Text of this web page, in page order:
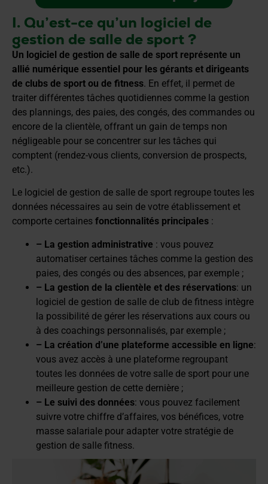
I. Qu’est-ce qu’un logiciel de
gestion de salle de sport ?
Un logiciel de gestion de salle de sport représente un
allié numérique essentiel pour les gérants et dirigeants
de clubs de sport ou de fitness. En effet, il permet de
traiter différentes tâches quotidiennes comme la gestion
des plannings, des paies, des congés, des commandes ou
encore de la clientèle, offrant un gain de temps non
négligeable pour se concentrer sur les tâches qui
comptent (rendez-vous clients, conversion de prospects,
etc.).
Le logiciel de gestion de salle de sport regroupe toutes les
données nécessaires au sein de votre établissement et
comporte certaines fonctionnalités principales :
– La gestion administrative : vous pouvez
automatiser certaines tâches comme la gestion des
paies, des congés ou des absences, par exemple ;
– La gestion de la clientèle et des réservations: un
logiciel de gestion de salle de club de fitness intègre
la possibilité de gérer les réservations aux cours ou
à des coachings personnalisés, par exemple ;
– La création d’une plateforme accessible en ligne:
vous avez accès à une plateforme regroupant
toutes les données de votre salle de sport pour une
meilleure gestion de cette dernière ;
– Le suivi des données: vous pouvez facilement
suivre votre chiffre d’affaires, vos bénéfices, votre
masse salariale pour adapter votre stratégie de
gestion de salle fitness.